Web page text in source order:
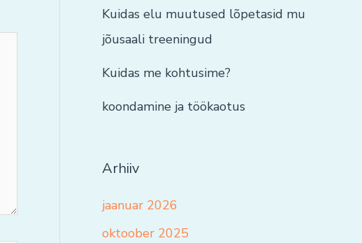
Kuidas elu muutused lõpetasid mu
jõusaali treeningud
Kuidas me kohtusime?
koondamine ja töökaotus
Arhiiv
jaanuar 2026
oktoober 2025